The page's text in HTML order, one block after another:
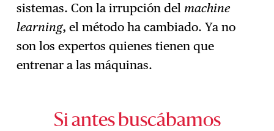
sistemas. Con la irrupción del machine
learning, el método ha cambiado. Ya no
son los expertos quienes tienen que
entrenar a las máquinas.
Si antes buscábamos